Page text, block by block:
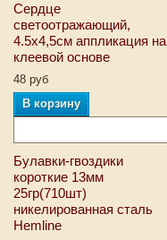
Сердце
светоотражающий,
4.5х4,5см аппликация на
клеевой основе
48 руб
В корзину
Булавки-гвоздики
короткие 13мм
25гр(710шт)
никелированная сталь
Hemline